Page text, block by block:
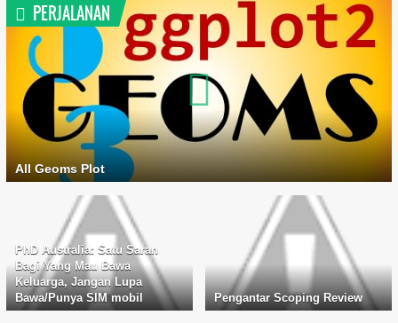
PERJALANAN
All Geoms Plot
PhD Australia: Satu Saran
Bagi Yang Mau Bawa
Keluarga, Jangan Lupa
Bawa/Punya SIM mobil
Pengantar Scoping Review